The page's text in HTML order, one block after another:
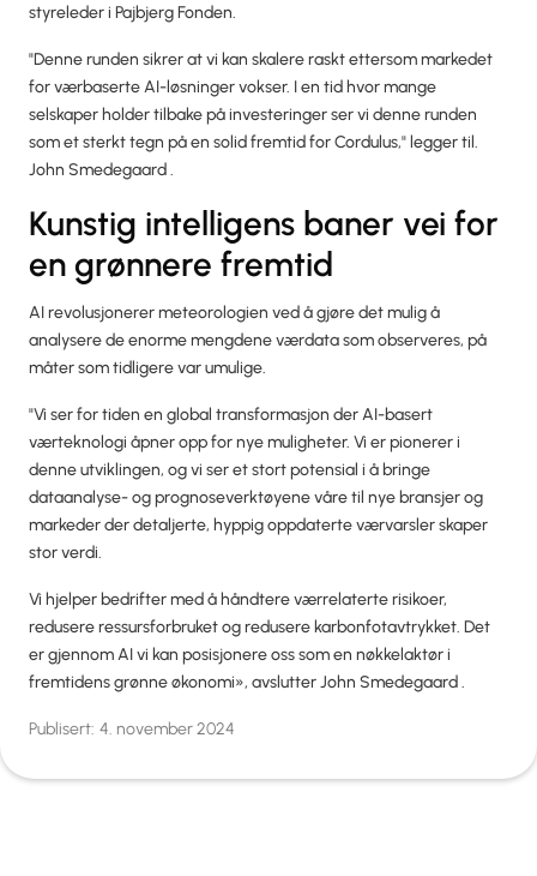
styreleder i Pajbjerg Fonden.
"Denne runden sikrer at vi kan skalere raskt ettersom markedet
for værbaserte AI-løsninger vokser. I en tid hvor mange
selskaper holder tilbake på investeringer ser vi denne runden
som et sterkt tegn på en solid fremtid for Cordulus," legger til.
John Smedegaard .
Kunstig intelligens baner vei for
en grønnere fremtid
AI revolusjonerer meteorologien ved å gjøre det mulig å
analysere de enorme mengdene værdata som observeres, på
måter som tidligere var umulige.
"Vi ser for tiden en global transformasjon der AI-basert
værteknologi åpner opp for nye muligheter. Vi er pionerer i
denne utviklingen, og vi ser et stort potensial i å bringe
dataanalyse- og prognoseverktøyene våre til nye bransjer og
markeder der detaljerte, hyppig oppdaterte værvarsler skaper
stor verdi.
Vi hjelper bedrifter med å håndtere værrelaterte risikoer,
redusere ressursforbruket og redusere karbonfotavtrykket. Det
er gjennom AI vi kan posisjonere oss som en nøkkelaktør i
fremtidens grønne økonomi», avslutter John Smedegaard .
Publisert: 4. november 2024